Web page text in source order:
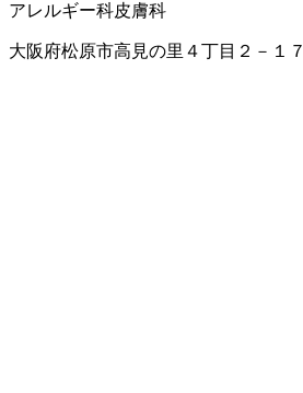
アレルギー科皮膚科
大阪府松原市高見の里４丁目２－１７